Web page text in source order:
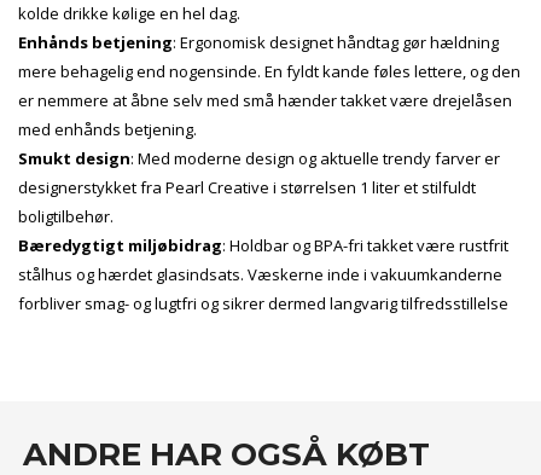
kolde drikke kølige en hel dag.
Enhånds betjening: Ergonomisk designet håndtag gør hældning
mere behagelig end nogensinde. En fyldt kande føles lettere, og den
er nemmere at åbne selv med små hænder takket være drejelåsen
med enhånds betjening.
Smukt design: Med moderne design og aktuelle trendy farver er
designerstykket fra Pearl Creative i størrelsen 1 liter et stilfuldt
boligtilbehør.
Bæredygtigt miljøbidrag: Holdbar og BPA-fri takket være rustfrit
stålhus og hærdet glasindsats. Væskerne inde i vakuumkanderne
forbliver smag- og lugtfri og sikrer dermed langvarig tilfredsstillelse
ANDRE HAR OGSÅ KØBT